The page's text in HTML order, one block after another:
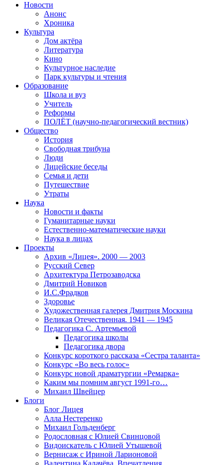
Новости
Анонс
Хроника
Культура
Дом актёра
Литература
Кино
Культурное наследие
Парк культуры и чтения
Образование
Школа и вуз
Учитель
Реформы
ПОЛЁТ (научно-педагогический вестник)
Общество
История
Свободная трибуна
Люди
Лицейские беседы
Семья и дети
Путешествие
Утраты
Наука
Новости и факты
Гуманитарные науки
Естественно-математические науки
Наука в лицах
Проекты
Архив «Лицея». 2000 — 2003
Русский Север
Архитектура Петрозаводска
Дмитрий Новиков
И.С.Фрадков
Здоровье
Художественная галерея Дмитрия Москина
Великая Отечественная. 1941 — 1945
Педагогика С. Артемьевой
Педагогика школы
Педагогика двора
Конкурс короткого рассказа «Сестра таланта»
Конкурс «Во весь голос»
Конкурс новой драматургии «Ремарка»
Каким мы помним август 1991-го…
Михаил Швейцер
Блоги
Блог Лицея
Алла Нестеренко
Михаил Гольденберг
Родословная с Юлией Свинцовой
Видоискатель с Юлией Утышевой
Вернисаж с Ириной Ларионовой